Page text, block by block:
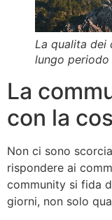
La qualita dei
lungo periodo
La
con la
Non ci sono
rispondere ai
community si fida
giorni, non solo